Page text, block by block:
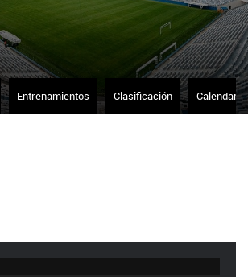
Entrenamientos Clasificación Calendario